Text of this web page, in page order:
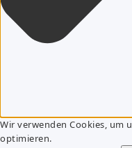
Wir verwenden Cookies, um
optimieren.